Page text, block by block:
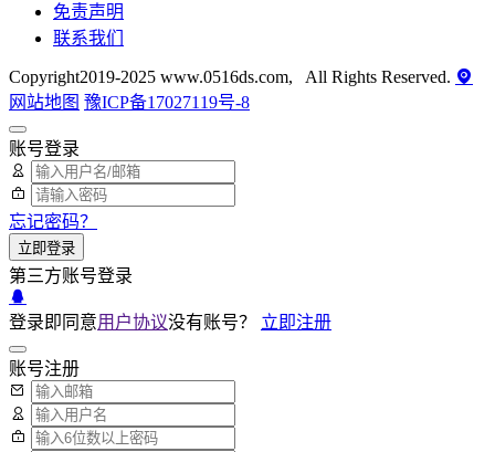
免责声明
联系我们
Copyright2019-2025 www.0516ds.com, All Rights Reserved.
网站地图 豫ICP备17027119号-8
账号登录
忘记密码？
立即登录
第三方账号登录
登录即同意用户协议没有账号？ 立即注册
账号注册